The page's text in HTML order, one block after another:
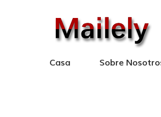
Casa Sobre